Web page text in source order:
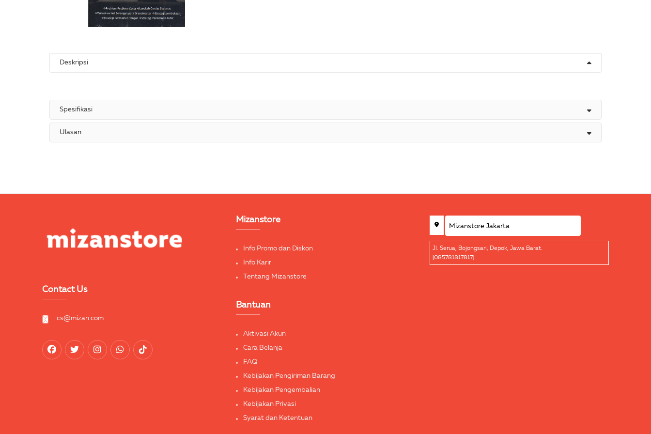
Deskripsi
Spesifikasi
Ulasan
Contact Us
cs@mizan.com
Mizanstore
Info Promo dan Diskon
Info Karir
Tentang Mizanstore
Bantuan
Aktivasi Akun
Cara Belanja
FAQ
Kebijakan Pengiriman Barang
Kebijakan Pengembalian
Kebijakan Privasi
Syarat dan Ketentuan
Jl. Serua, Bojongsari, Depok, Jawa Barat.
[085781817817]